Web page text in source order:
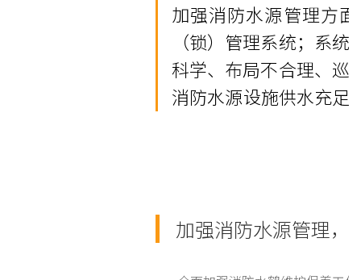
加强消防水源管理方
（锁）管理系统；系
科学、布局不合理、巡
消防水源设施供水
加强消防水源管理，